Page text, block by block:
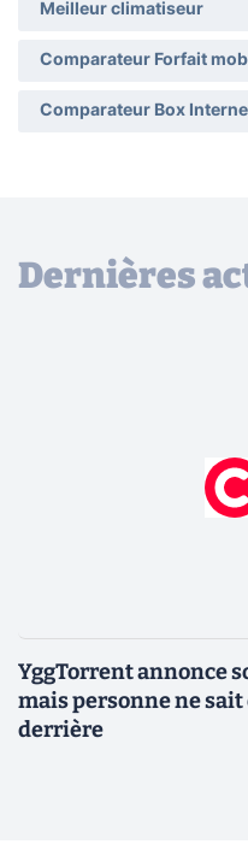
Meilleur climatiseur
Comparateur Forfait
Comparateur Box
Dernières
YggTorrent annonce
mais personne ne sait
derrière